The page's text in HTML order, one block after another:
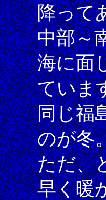
降って
中部～
海に面
ていま
同じ福
のが冬
ただ、
早く暖